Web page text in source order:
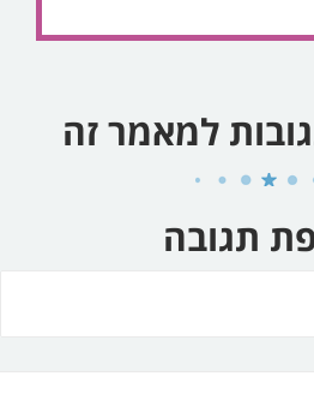
למאמר זה
תגובה